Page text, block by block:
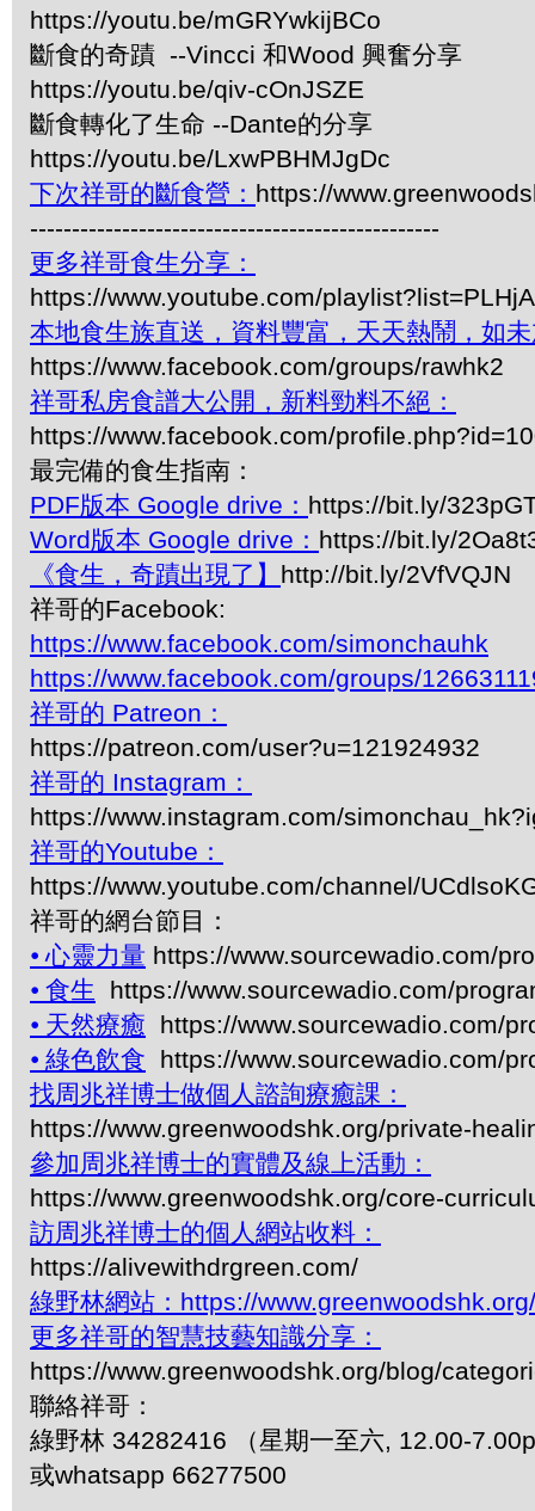
https://youtu.be/mGRYwkijBCo
斷食的奇蹟 --Vincci 和Wood 興奮分享
https://youtu.be/qiv-cOnJSZE
斷食轉化了生命 --Dante的分享
https://youtu.be/LxwPBHMJgDc
下次祥哥的斷食營： https://
-------------------------------------------------
更多祥哥食生分享：
https://www.youtube.com/
本地食生族直送，資料豐富，天天熱鬧，如
https://www.facebook.com/groups/rawhk2
祥哥私房食譜大公開，新料勁料不絕：
https://www.facebook.com/
最完備的食生指南：
PDF版本 Google drive： https://bit.ly/
Word版本 Google drive： https://bit.ly/
《食生，奇蹟出現了】 http://bit.ly/2VfVQJN
祥哥的Facebook:
https://www.facebook.com/simonchauhk
https://www.facebook.com/groups/
祥哥的 Patreon：
https://patreon.com/user?u=121924932
祥哥的 Instagram：
https://www.instagram.com/
祥哥的Youtube：
https://www.youtube.com/channel/
祥哥的網台節目：
⦁ 心靈力量 https://www.sourcewadio.com/
⦁ 食生 https://www.sourcewadio.com/
⦁ 天然療癒 https://www.sourcewadio.com/
⦁ 綠色飲食 https://www.sourcewadio.com/
找周兆祥博士做個人諮詢療癒課：
https://www.greenwoodshk.org/private-
參加周兆祥博士的實體及線上活動：
https://www.greenwoodshk.org/core-
訪周兆祥博士的個人網站收料：
https://alivewithdrgreen.com/
綠野林網站：https://www.greenwoodshk.org/
更多祥哥的智慧技藝知識分享：
https://www.greenwoodshk.org/blog/
聯絡祥哥：
綠野林 34282416 （星期一至六, 12.00-
或whatsapp 66277500